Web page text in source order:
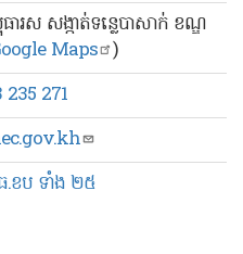
ារស សង្កាត់ទន្លេបាសាក់ ខណ្ឌ
Maps )
235 271
ខប ទាំង ២៥